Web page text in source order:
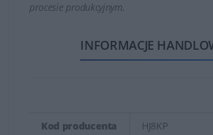
procesie produkcyjnym.
INFORMACJE
Kod producenta HJ8KP